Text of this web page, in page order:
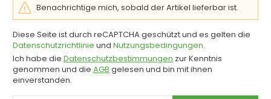
Benachrichtige mich, sobald der Artikel lieferbar ist.
Diese Seite ist durch reCAPTCHA geschützt und es gelten die
Datenschutzrichtlinie und Nutzungsbedingungen.
Ich habe die Datenschutzbestimmungen zur Kenntnis
genommen und die AGB gelesen und bin mit ihnen
einverstanden.